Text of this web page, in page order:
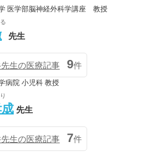
医学部脳神経外科学講座 教授
先生
生の医療記事 9件
病院 小児科 教授
先生
生の医療記事 7件